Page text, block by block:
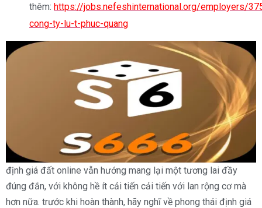
thêm: https://jobs.nefeshinternational.org/employers/
cong-ty-lu-t-phuc-quang
định giá đất online vẫn hướng mang lại một tương lai đầy
đúng đắn, với không hề ít cải tiến cải tiến với lan rộng cơ mà
hơn nữa. trước khi hoàn thành, hãy nghĩ về phong thái định giá